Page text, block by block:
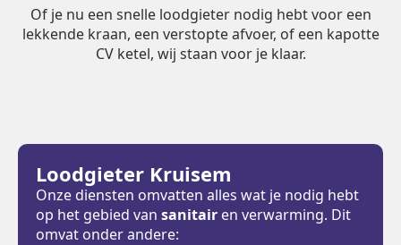
Of je nu een snelle loodgieter nodig hebt voor een
lekkende kraan, een verstopte afvoer, of een kapotte
CV ketel, wij staan voor je klaar.
Loodgieter Kruisem
Onze diensten omvatten alles wat je nodig hebt
op het gebied van sanitair en verwarming. Dit
omvat onder andere: